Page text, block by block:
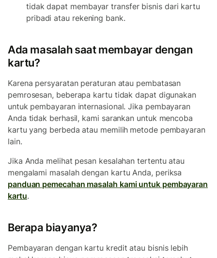
tidak dapat membayar transfer bisnis dari kartu
pribadi atau rekening bank.
Ada masalah saat membayar dengan
kartu?
Karena persyaratan peraturan atau pembatasan
pemrosesan, beberapa kartu tidak dapat digunakan
untuk pembayaran internasional. Jika pembayaran
Anda tidak berhasil, kami sarankan untuk mencoba
kartu yang berbeda atau memilih metode pembayaran
lain.
Jika Anda melihat pesan kesalahan tertentu atau
mengalami masalah dengan kartu Anda, periksa
panduan pemecahan masalah kami untuk pembayaran
kartu.
Berapa biayanya?
Pembayaran dengan kartu kredit atau bisnis lebih